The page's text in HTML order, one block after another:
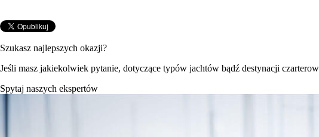
Szukasz najlepszych okazji?
Jeśli masz jakiekolwiek pytanie, dotyczące typów jachtów bądź destynacji
Spytaj naszych ekspertów